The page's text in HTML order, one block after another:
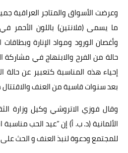
وعرضت الأسواق والمتاجر العراقية
ما يسمى (فلانتين) باللون الأحمر
وأغصان الورود ومواد الإنارة
حالة من الفرح والابتهاج في مشاركة
إحياء هذه المناسبة كتعبير عن حالة
بعد سنوات قاسية من العنف
وقال فوزي الاتروشي وكيل وزارة
الألمانية (د. ب. أ) إن “عيد الحب مناسبة
للمجتمع ودعوة لنبذ العنف و الحث